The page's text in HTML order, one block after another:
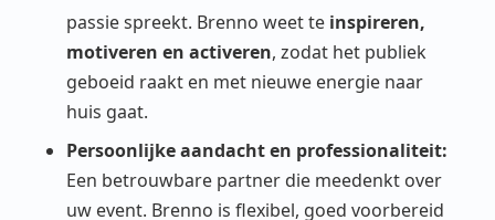
passie spreekt. Brenno weet te inspireren,
motiveren en activeren, zodat het publiek
geboeid raakt en met nieuwe energie naar
huis gaat.
Persoonlijke aandacht en professionaliteit:
Een betrouwbare partner die meedenkt over
uw event. Brenno is flexibel, goed voorbereid